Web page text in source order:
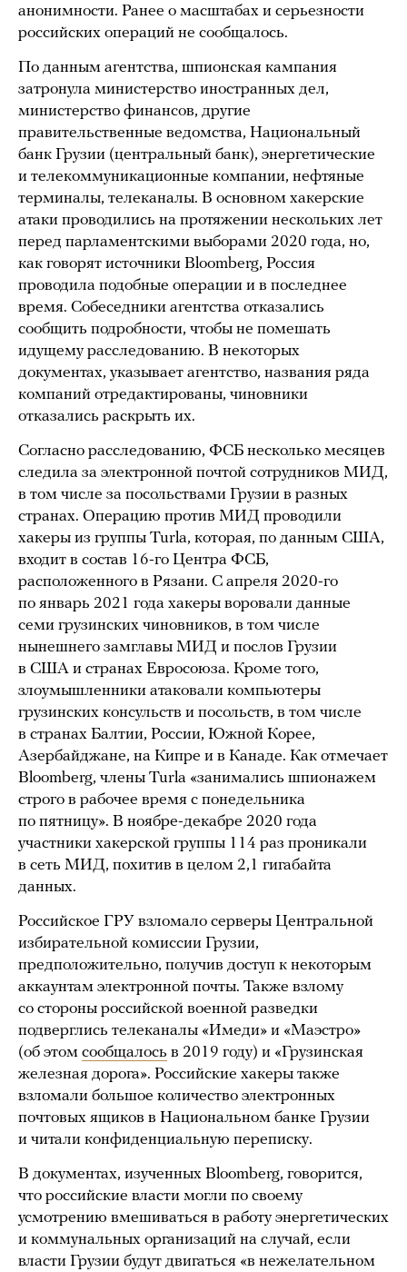
анонимности. Ранее о масштабах и серьезности
российских операций не сообщалось.
По данным агентства, шпионская кампания
затронула министерство иностранных дел,
министерство финансов, другие
правительственные ведомства, Национальный
банк Грузии (центральный банк), энергетические
и телекоммуникационные компании, нефтяные
терминалы, телеканалы. В основном хакерские
атаки проводились на протяжении нескольких лет
перед парламентскими выборами 2020 года, но,
как говорят источники Bloomberg, Россия
проводила подобные операции и в последнее
время. Собеседники агентства отказались
сообщить подробности, чтобы не помешать
идущему расследованию. В некоторых
документах, указывает агентство, названия ряда
компаний отредактированы, чиновники
отказались раскрыть их.
Согласно расследованию, ФСБ несколько месяцев
следила за электронной почтой сотрудников МИД,
в том числе за посольствами Грузии в разных
странах. Операцию против МИД проводили
хакеры из группы Turla, которая, по данным США,
входит в состав 16-го Центра ФСБ,
расположенного в Рязани. С апреля 2020-го
по январь 2021 года хакеры воровали данные
семи грузинских чиновников, в том числе
нынешнего замглавы МИД и послов Грузии
в США и странах Евросоюза. Кроме того,
злоумышленники атаковали компьютеры
грузинских консульств и посольств, в том числе
в странах Балтии, России, Южной Корее,
Азербайджане, на Кипре и в Канаде. Как отмечает
Bloomberg, члены Turla «занимались шпионажем
строго в рабочее время с понедельника
по пятницу». В ноябре-декабре 2020 года
участники хакерской группы 114 раз проникали
в сеть МИД, похитив в целом 2,1 гигабайта
данных.
Российское ГРУ взломало серверы Центральной
избирательной комиссии Грузии,
предположительно, получив доступ к некоторым
аккаунтам электронной почты. Также взлому
со стороны российской военной разведки
подверглись телеканалы «Имеди» и «Маэстро»
(об этом сообщалось в 2019 году) и «Грузинская
железная дорога». Российские хакеры также
взломали большое количество электронных
почтовых ящиков в Национальном банке Грузии
и читали конфиденциальную переписку.
В документах, изученных Bloomberg, говорится,
что российские власти могли по своему
усмотрению вмешиваться в работу энергетических
и коммунальных организаций на случай, если
власти Грузии будут двигаться «в нежелательном